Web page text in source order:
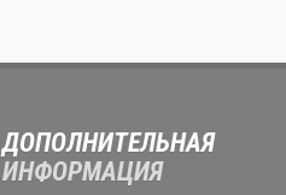
ДОПОЛНИТЕЛЬНАЯ
ИНФОРМАЦИЯ